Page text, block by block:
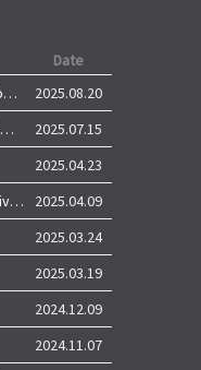
Date
Call for Applications: 2025 Korea Technology Advisory Group (K-TAG)
2025.08.20
과총-한국은행 주관 이공계 분야 석·박사 학위자 대상 서베이
2025.07.15
2025.04.23
i-Drone 2025, Deadline Extended & Exclusive Opportunity to Travel to Korea!
2025.04.09
2025.03.24
2025.03.19
2024.12.09
2024.11.07